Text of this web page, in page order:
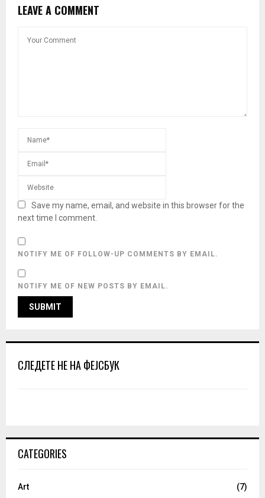
LEAVE A COMMENT
Save my name, email, and website in this browser for the
next time I comment.
NOTIFY ME OF FOLLOW-UP COMMENTS BY EMAIL.
NOTIFY ME OF NEW POSTS BY EMAIL.
СЛЕДЕТЕ НЕ НА ФЕЈСБУК
CATEGORIES
Art
(7)